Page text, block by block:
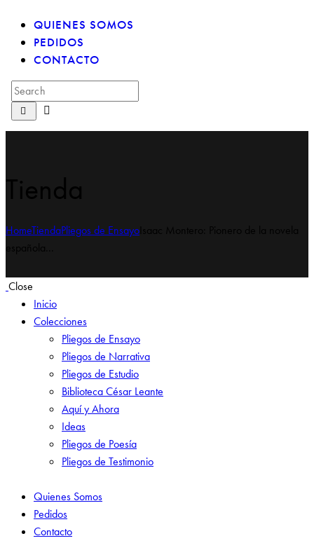
QUIENES SOMOS
PEDIDOS
CONTACTO
HomeTiendaPliegos de Ensayo
Close
Inicio
Colecciones
Pliegos de Ensayo
Pliegos de Narrativa
Pliegos de Estudio
Biblioteca César Leante
Aquí y Ahora
Ideas
Pliegos de Poesía
Pliegos de Testimonio
Quienes Somos
Pedidos
Contacto